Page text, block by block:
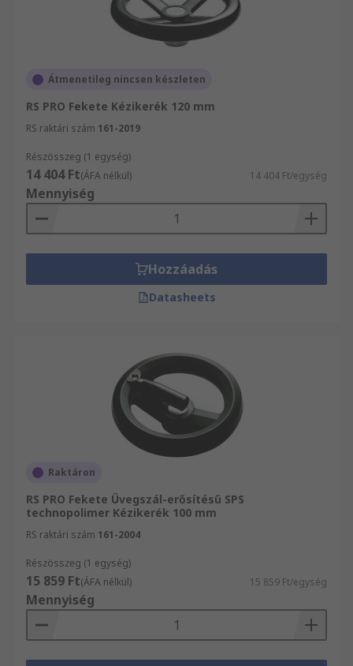
Átmenetileg nincsen készleten
RS PRO Fekete Kézikerék 120 mm
RS raktári szám 161-2019
Részösszeg (1 egység)
14 404 Ft(ÁFA nélkül) 14 404 Ft/egység
Mennyiség
Hozzáadás
Datasheets
Raktáron
RS PRO Fekete Üvegszál-erősítésű SPS
technopolimer Kézikerék 100 mm
RS raktári szám 161-2004
Részösszeg (1 egység)
15 859 Ft(ÁFA nélkül) 15 859 Ft/egység
Mennyiség